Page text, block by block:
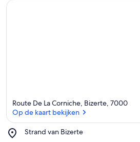
Route De La Corniche, Bizerte, 7000
Op de kaart bekijken
Strand van Bizerte
Place,